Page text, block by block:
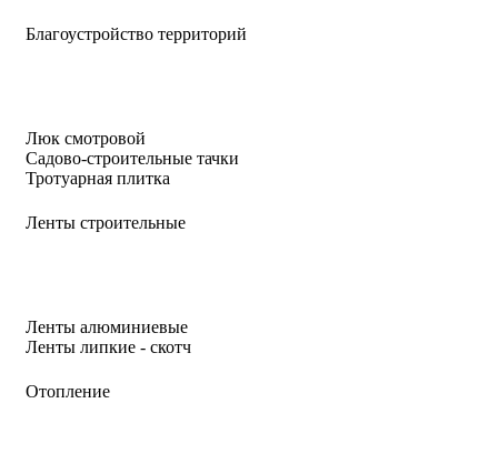
Благоустройство территорий
Люк смотровой
Садово-строительные тачки
Тротуарная плитка
Ленты строительные
Ленты алюминиевые
Ленты липкие - скотч
Отопление